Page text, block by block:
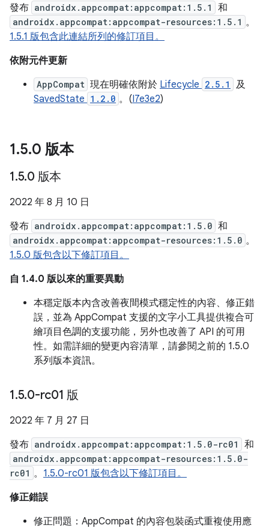
發布 androidx.appcompat:appcompat:1.5.1 和
androidx.appcompat:appcompat-resources:1.5.1 。
1.5.1 版包含此連結所列的修訂項目。
依附元件更新
AppCompat 現在明確依附於 Lifecycle 2.5.1
及
SavedState 1.2.0 。(I7e3e2)
1.5.0 版本
1.5.0 版本
2022 年 8 月 10 日
發布 androidx.appcompat:appcompat:1.5.0 和
androidx.appcompat:appcompat-resources:1.5.0 。
1.5.0 版包含以下修訂項目。
自 1.4.0 版以來的重要異動
本穩定版本內含改善夜間模式穩定性的內容、修正錯
誤，並為 AppCompat 支援的文字小工具提供複合可
繪項目色調的支援功能，另外也改善了 API 的可用
性。如需詳細的變更內容清單，請參閱之前的 1.5.0
系列版本資訊。
1.5.0-rc01 版
2022 年 7 月 27 日
發布 androidx.appcompat:appcompat:1.5.0-rc01 和
androidx.appcompat:appcompat-resources:1.5.0-
rc01 。 1.5.0-rc01 版包含以下修訂項目。
修正錯誤
修正問題：AppCompat 的內容包裝函式重複使用應